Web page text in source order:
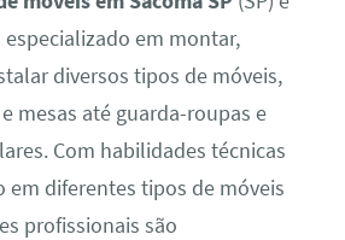
em montar,
diversos tipos de móveis,
mesas até guarda-roupas e
Com habilidades técnicas
em diferentes tipos de móveis
profissionais são